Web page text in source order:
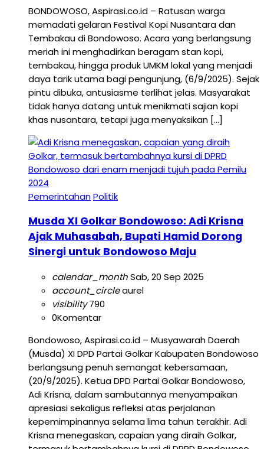
BONDOWOSO, Aspirasi.co.id – Ratusan warga
memadati gelaran Festival Kopi Nusantara dan
Tembakau di Bondowoso. Acara yang berlangsung
meriah ini menghadirkan beragam stan kopi,
tembakau, hingga produk UMKM lokal yang menjadi
daya tarik utama bagi pengunjung, (6/9/2025). Sejak
pintu dibuka, antusiasme terlihat jelas. Masyarakat
tidak hanya datang untuk menikmati sajian kopi
khas nusantara, tetapi juga menyaksikan […]
PemerintahanPolitik
Musda XI Golkar Bondowoso: Adi Krisna
Ajak Muhasabah, Bupati Hamid Dorong
Sinergi untuk Bondowoso Maju
calendar_monthSab, 20 Sep 2025
account_circleaurel
visibility790
0Komentar
Bondowoso, Aspirasi.co.id – Musyawarah Daerah
(Musda) XI DPD Partai Golkar Kabupaten Bondowoso
berlangsung penuh semangat kebersamaan,
(20/9/2025). Ketua DPD Partai Golkar Bondowoso,
Adi Krisna, dalam sambutannya menyampaikan
apresiasi sekaligus refleksi atas perjalanan
kepemimpinannya selama lima tahun terakhir. Adi
Krisna menegaskan, capaian yang diraih Golkar,